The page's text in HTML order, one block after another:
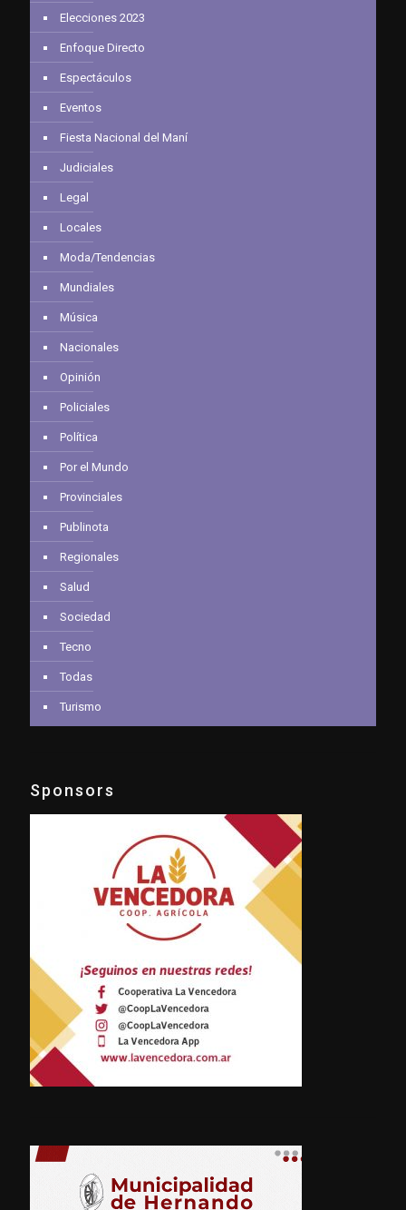
Elecciones 2023
Enfoque Directo
Espectáculos
Eventos
Fiesta Nacional del Maní
Judiciales
Legal
Locales
Moda/Tendencias
Mundiales
Música
Nacionales
Opinión
Policiales
Política
Por el Mundo
Provinciales
Publinota
Regionales
Salud
Sociedad
Tecno
Todas
Turismo
Sponsors